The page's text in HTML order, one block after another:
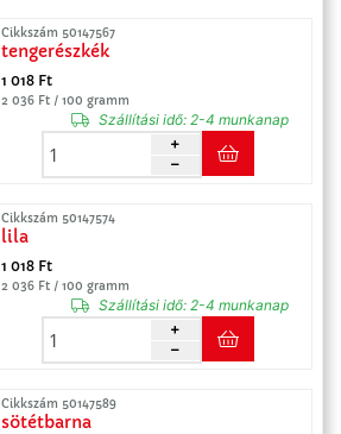
Cikkszám 50147567
tengerészkék
1 018 Ft
2 036 Ft / 100 gramm
Szállítási idő:2-4 munkanap
Cikkszám 50147574
lila
1 018 Ft
2 036 Ft / 100 gramm
Szállítási idő:2-4 munkanap
Cikkszám 50147589
sötétbarna